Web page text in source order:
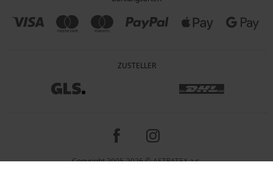
ZUSTELLER
Copyright 2005-2026 © ASTRATEX a.s.